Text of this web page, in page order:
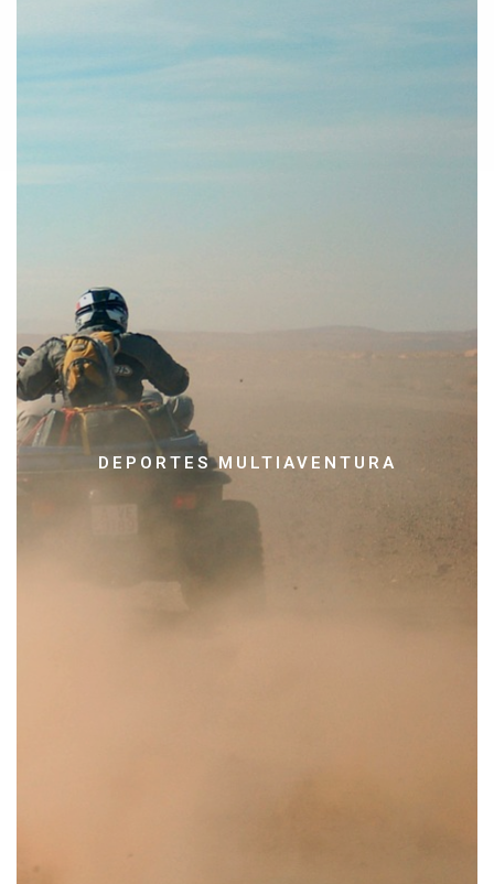
DEPORTES MULTIAVENTURA
armonía con la Naturaleza.
tienen en común que requieren de una preparación técnica y
Algunos de los más practicados en estos paquetes de deportes
multiaventura son la tirolina, el tiro con arco y tiro con cerbatana,
tiro neumático, navegar en canoas, rutas en quad, el paintball,
juegos de Gymkhana ó los paseos en globo.
Las actividades multiaventura se han convertido en uno de los
planes más demandados en cualquier época del año. Y es que, la
oportunidad de practicar deporte al aire libre con amigos o en
grupo, goza de un gran atractivo para las personas que se
Pero además del campo social, los